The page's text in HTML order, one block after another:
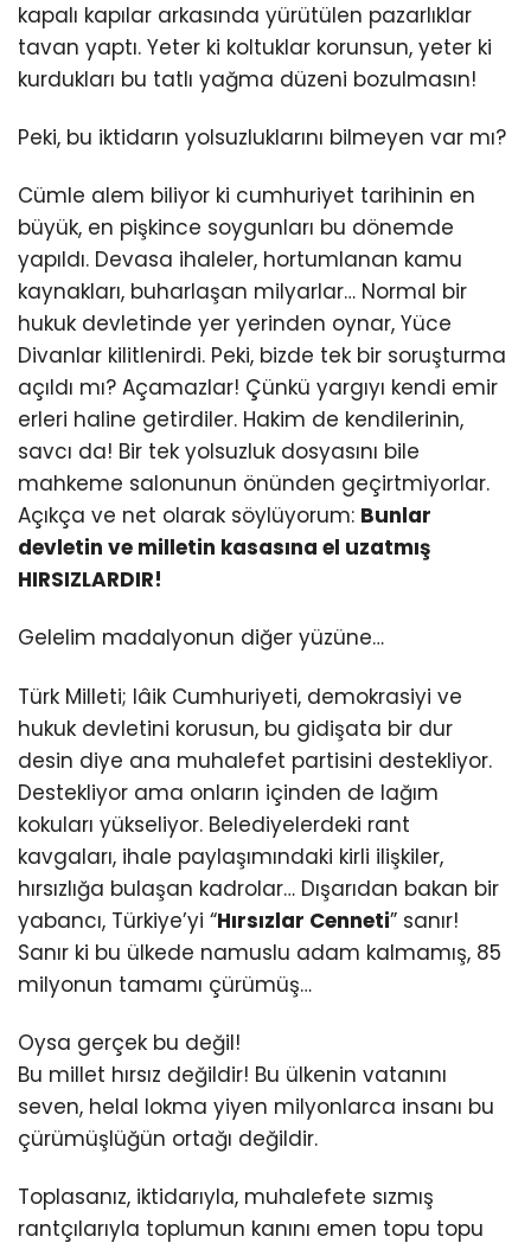
kapalı kapılar arkasında yürütülen pazarlıklar
tavan yaptı. Yeter ki koltuklar korunsun, yeter ki
kurdukları bu tatlı yağma düzeni bozulmasın!
Peki, bu iktidarın yolsuzluklarını bilmeyen var mı?
Cümle alem biliyor ki cumhuriyet tarihinin en
büyük, en pişkince soygunları bu dönemde
yapıldı. Devasa ihaleler, hortumlanan kamu
kaynakları, buharlaşan milyarlar… Normal bir
hukuk devletinde yer yerinden oynar, Yüce
Divanlar kilitlenirdi. Peki, bizde tek bir soruşturma
açıldı mı? Açamazlar! Çünkü yargıyı kendi emir
erleri haline getirdiler. Hakim de kendilerinin,
savcı da! Bir tek yolsuzluk dosyasını bile
mahkeme salonunun önünden geçirtmiyorlar.
Açıkça ve net olarak söylüyorum: Bunlar
devletin ve milletin kasasına el uzatmış
HIRSIZLARDIR!
Gelelim madalyonun diğer yüzüne…
Türk Milleti; lâik Cumhuriyeti, demokrasiyi ve
hukuk devletini korusun, bu gidişata bir dur
desin diye ana muhalefet partisini destekliyor.
Destekliyor ama onların içinden de lağım
kokuları yükseliyor. Belediyelerdeki rant
kavgaları, ihale paylaşımındaki kirli ilişkiler,
hırsızlığa bulaşan kadrolar… Dışarıdan bakan bir
yabancı, Türkiye’yi “Hırsızlar Cenneti” sanır!
Sanır ki bu ülkede namuslu adam kalmamış, 85
milyonun tamamı çürümüş…
Oysa gerçek bu değil!
Bu millet hırsız değildir! Bu ülkenin vatanını
seven, helal lokma yiyen milyonlarca insanı bu
çürümüşlüğün ortağı değildir.
Toplasanız, iktidarıyla, muhalefete sızmış
rantçılarıyla toplumun kanını emen topu topu